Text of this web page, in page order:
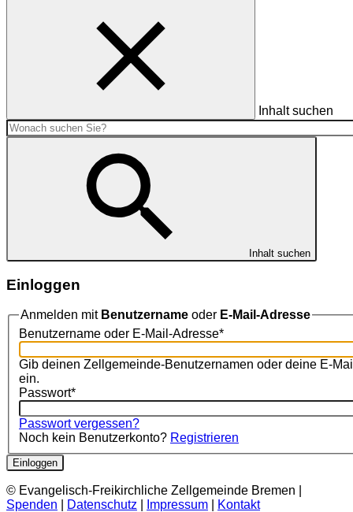
Inhalt suchen
Inhalt suchen
Einloggen
Anmelden mit Benutzername oder E-Mail-Adresse
Benutzername oder E-Mail-Adresse*
Gib deinen Zellgemeinde-Benutzernamen oder deine E-
ein.
Passwort*
Passwort vergessen?
Noch kein Benutzerkonto? Registrieren
Einloggen
© Evangelisch-Freikirchliche Zellgemeinde Bremen |
Spenden
Datenschutz Impressum Kontakt